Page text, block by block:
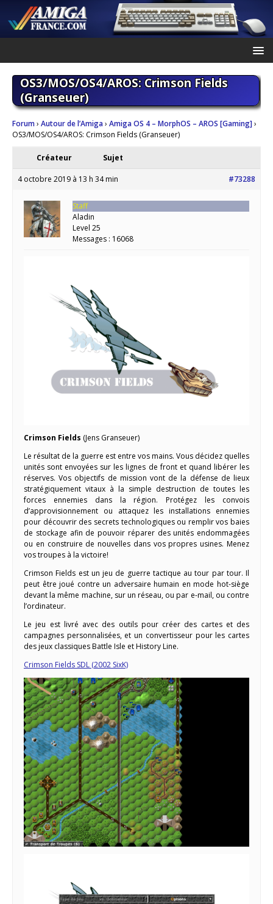
OS3/MOS/OS4/AROS: Crimson Fields
(Granseuer)
Forum› Autour de l’Amiga› Amiga OS 4 – MorphOS – AROS [Gaming]›
OS3/MOS/OS4/AROS: Crimson Fields (Granseuer)
Créateur Sujet
4 octobre 2019 à 13 h 34 min #73288
Staff
Aladin
Level 25
Messages : 16068
Crimson Fields (Jens Granseuer)
Le résultat de la guerre est entre vos mains. Vous décidez quelles
unités sont envoyées sur les lignes de front et quand libérer les
réserves. Vos objectifs de mission vont de la défense de lieux
stratégiquement vitaux à la simple destruction de toutes les
forces ennemies dans la région. Protégez les convois
d’approvisionnement ou attaquez les installations ennemies
pour découvrir des secrets technologiques ou remplir vos baies
de stockage afin de pouvoir réparer des unités endommagées
ou en construire de nouvelles dans vos propres usines. Menez
vos troupes à la victoire!
Crimson Fields est un jeu de guerre tactique au tour par tour. Il
peut être joué contre un adversaire humain en mode hot-siège
devant la même machine, sur un réseau, ou par e-mail, ou contre
l’ordinateur.
Le jeu est livré avec des outils pour créer des cartes et des
campagnes personnalisées, et un convertisseur pour les cartes
des jeux classiques Battle Isle et History Line.
Crimson Fields SDL (2002 SixK)